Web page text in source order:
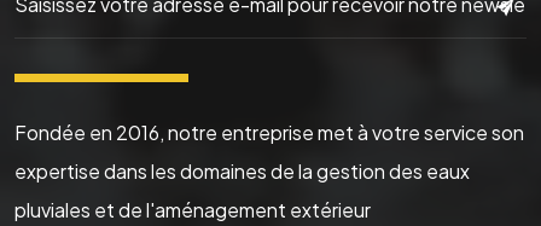
▬▬▬▬▬▬
Fondée en 2016, notre entreprise met à votre service son
expertise dans les domaines de la gestion des eaux
pluviales et de l'aménagement extérieur